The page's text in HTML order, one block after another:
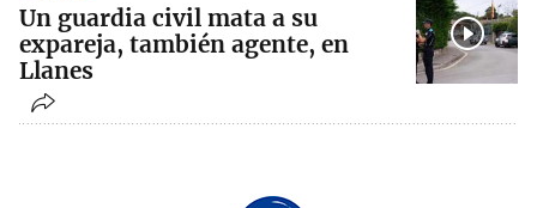
Un guardia civil mata a su
expareja, también agente, en
Llanes